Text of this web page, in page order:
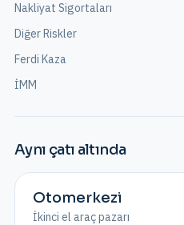
Nakliyat Sigortaları
Diğer Riskler
Ferdi Kaza
İMM
Aynı çatı altında
Otomerkezi
İkinci el araç pazarı